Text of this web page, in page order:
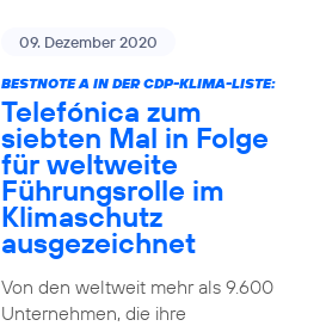
09. Dezember 2020
BESTNOTE A IN DER CDP-KLIMA-LISTE:
Telefónica zum
siebten Mal in Folge
für weltweite
Führungsrolle im
Klimaschutz
ausgezeichnet
Von den weltweit mehr als 9.600
Unternehmen, die ihre